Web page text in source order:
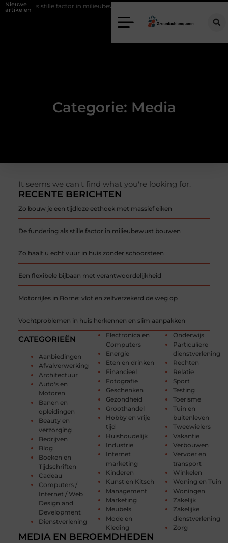
Nieuwe
artikelenals stille factor in milieubewust bouwen
Categorie: Media
RECENTE BERICHTEN
Zo bouw je een tijdloze eethoek met massief eiken
De fundering als stille factor in milieubewust bouwen
Zo haalt u echt vuur in huis zonder schoorsteen
Een flexibele bijbaan met verantwoordelijkheid
Motorrijles in Borne: vlot en zelfverzekerd de weg op
Vochtproblemen in huis herkennen en slim aanpakken
CATEGORIEËN
Aanbiedingen
Afvalverwerking
Architectuur
Auto's en
Motoren
Banen en
opleidingen
Beauty en
verzorging
Bedrijven
Blog
Boeken en
Tijdschriften
Cadeau
Computers /
Internet / Web
Design and
Development
Dienstverlening
Electronica en
Computers
Energie
Eten en drinken
Financieel
Fotografie
Geschenken
Gezondheid
Groothandel
Hobby en vrije
tijd
Huishoudelijk
Industrie
Internet
marketing
Kinderen
Kunst en Kitsch
Management
Marketing
Meubels
Mode en
Kleding
Onderwijs
Particuliere
dienstverlening
Rechten
Relatie
Sport
Testing
Toerisme
Tuin en
buitenleven
Tweewielers
Vakantie
Verbouwen
Vervoer en
transport
Winkelen
Woning en Tuin
Woningen
Zakelijk
Zakelijke
dienstverlening
Zorg
MEDIA EN BEROEMDHEDEN
It seems we can't find what you're looking for.